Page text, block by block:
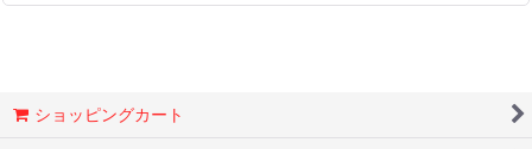
ショッピングカート